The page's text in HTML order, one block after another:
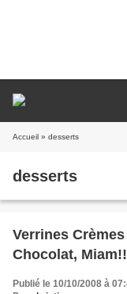
Accueil » desserts
desserts
Verrines
Chocolat,
Publié le 10/10/2008 à